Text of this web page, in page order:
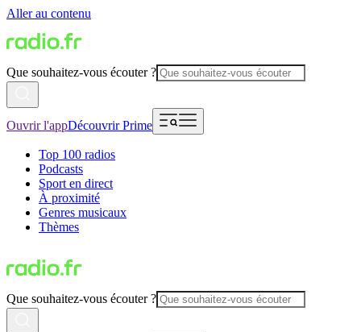
Aller au contenu
Que souhaitez-vous écouter ?
Ouvrir l'appDécouvrir Prime
Top 100 radios
Podcasts
Sport en direct
À proximité
Genres musicaux
Thèmes
Que souhaitez-vous écouter ?